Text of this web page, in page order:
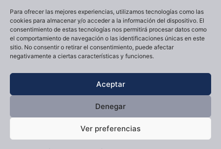
Para ofrecer las mejores experiencias, utilizamos tecnologías como las
cookies para almacenar y/o acceder a la información del dispositivo. El
consentimiento de estas tecnologías nos permitirá procesar datos como
el comportamiento de navegación o las identificaciones únicas en este
sitio. No consentir o retirar el consentimiento, puede afectar
negativamente a ciertas características y funciones.
Aceptar
Denegar
Ver preferencias
He leído y acepto la Política de privacidad
Diseño y desarrollo web livire.es